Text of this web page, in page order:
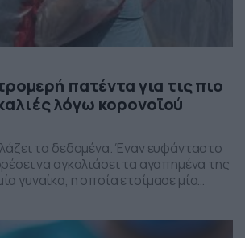
πατέντα για τις πιο
λόγω κορονοϊού
τα δεδομένα. Έναν ευφάνταστο
να αγκαλιάσει τα αγαπημένα της
γυναίκα, η οποία ετοίμασε μία
να δείτε και στο βίντεο, η